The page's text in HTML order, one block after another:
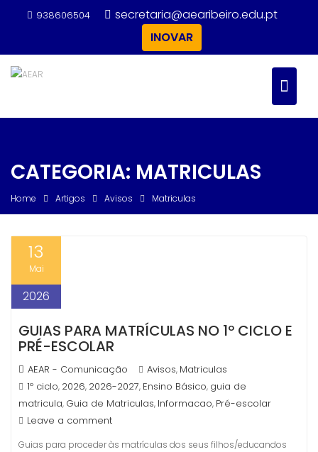
938606504
secretaria@aearibeiro.edu.pt
INOVAR
CATEGORIA: MATRICULAS
Home Artigos Avisos Matriculas
13
Mai
2026
GUIAS PARA MATRÍCULAS NO 1º CICLO E
PRÉ-ESCOLAR
AEAR - Comunicação Avisos, Matriculas
1º ciclo, 2026, 2026-2027, Ensino Básico, guia de
matricula, Guia de Matriculas, Informacao, Pré-escolar
Leave a comment
Guias para proceder às matrículas dos seus filhos/educandos